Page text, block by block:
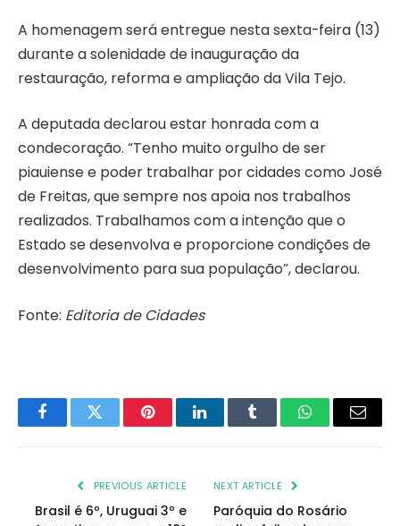
A homenagem será entregue nesta sexta-feira (13)
durante a solenidade de inauguração da
restauração, reforma e ampliação da Vila Tejo.
A deputada declarou estar honrada com a
condecoração. “Tenho muito orgulho de ser
piauiense e poder trabalhar por cidades como José
de Freitas, que sempre nos apoia nos trabalhos
realizados. Trabalhamos com a intenção que o
Estado se desenvolva e proporcione condições de
desenvolvimento para sua população”, declarou.
Fonte: Editoria de Cidades
FacebookTwitter PinterestLinkedInTumblr WhatsAppEmail
PREVIOUS ARTICLE
Brasil é 6º, Uruguai 3º e
NEXT ARTICLE
Paróquia do Rosário